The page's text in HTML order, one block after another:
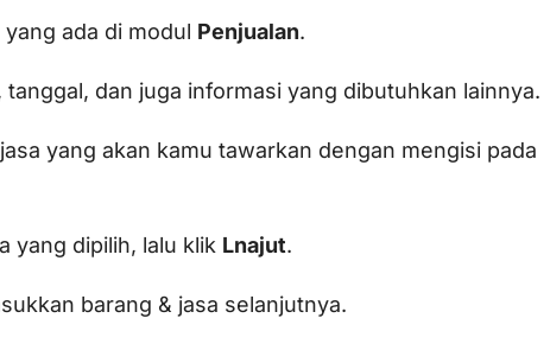
yang ada di modul Penjualan.
dan juga informasi yang dibutuhkan lainnya.
yang akan kamu tawarkan dengan mengisi pada
yang dipilih, lalu klik Lnajut.
barang & jasa selanjutnya.